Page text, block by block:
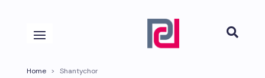

Home > Shantychor